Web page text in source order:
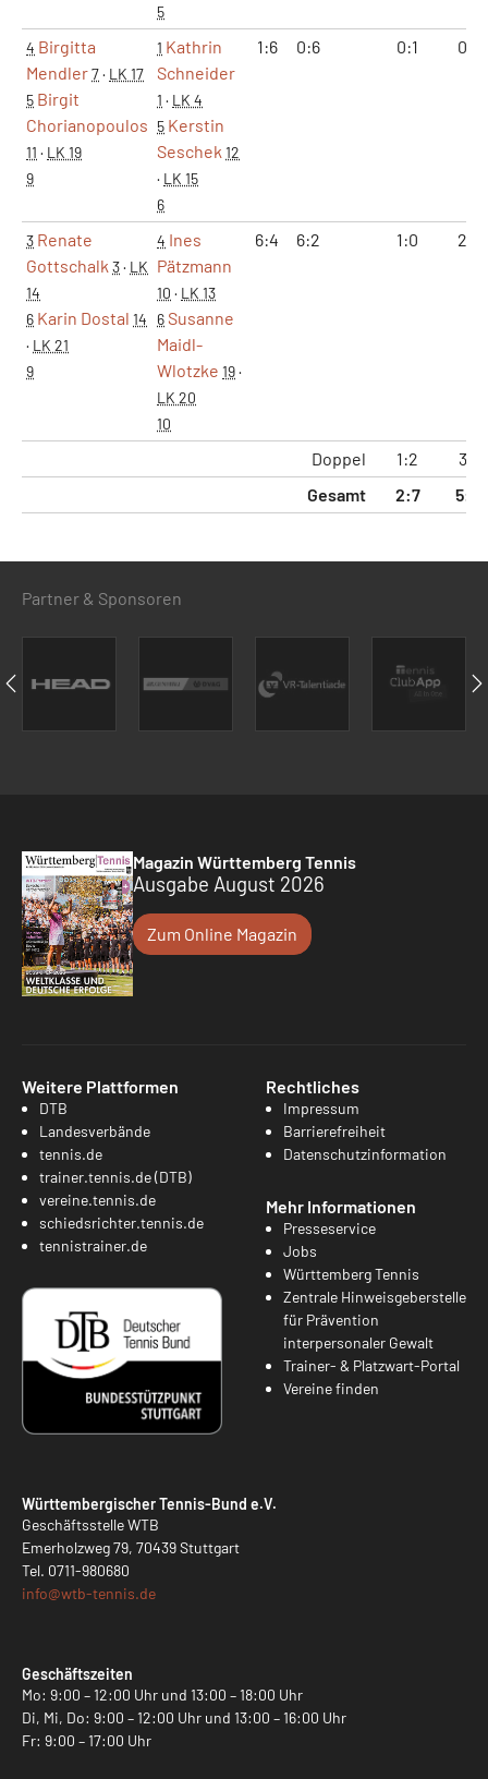
5
4 Birgitta
Mendler7· LK 17
5 Birgit
Chorianopoulos
11 · LK 19
9
1 Kathrin
Schneider
1 · LK 4
5 Kerstin
Seschek 12
· LK 15
6
1:6 0:6 0:1 0:2
3 Renate
Gottschalk 3· LK
14
6 Karin Dostal 14
· LK 21
9
4 Ines
Pätzmann
10 · LK 13
6Susanne
Maidl-
Wlotzke 19·
LK 20
10
6:4 6:2 1:0 2:0
Doppel 1:2
3:4
Gesamt
2:7 5:15
Partner & Sponsoren
Magazin Württemberg Tennis
Ausgabe August 2026
Zum Online Magazin
Weitere Plattformen
DTB
Landesverbände
tennis.de
trainer.tennis.de (DTB)
vereine.tennis.de
schiedsrichter.tennis.de
tennistrainer.de
Rechtliches
Impressum
Barrierefreiheit
Datenschutzinformation
Mehr Informationen
Presseservice
Jobs
Württemberg Tennis
Zentrale Hinweisgeberstelle
für Prävention
interpersonaler Gewalt
Trainer- & Platzwart-Portal
Vereine finden
Württembergischer Tennis-Bund e.V.
Geschäftsstelle WTB
Emerholzweg 79, 70439 Stuttgart
Tel. 0711-980680
info@wtb-tennis.de
Geschäftszeiten
Mo: 9:00 – 12:00 Uhr und 13:00 – 18:00 Uhr
Di, Mi, Do: 9:00 – 12:00 Uhr und 13:00 – 16:00 Uhr
Fr: 9:00 – 17:00 Uhr